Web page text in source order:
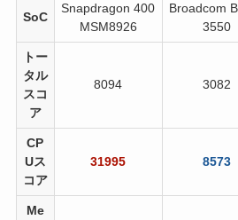
SoC
Snapdragon 400
MSM8926
Broadcom
3550
トー
タル
スコ
ア
8094 3082
CP
Uス
コア
31995 8573
Me